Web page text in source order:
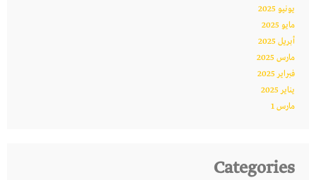
يونيو 2025
مايو 2025
أبريل 2025
مارس 2025
فبراير 2025
يناير 2025
مارس 1
Categories